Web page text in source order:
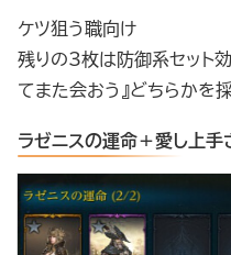
ケツ狙う職向け
残りの3枚は防御系セット効
てまた会おう』どちらかを
ラゼニスの運命＋愛し上手